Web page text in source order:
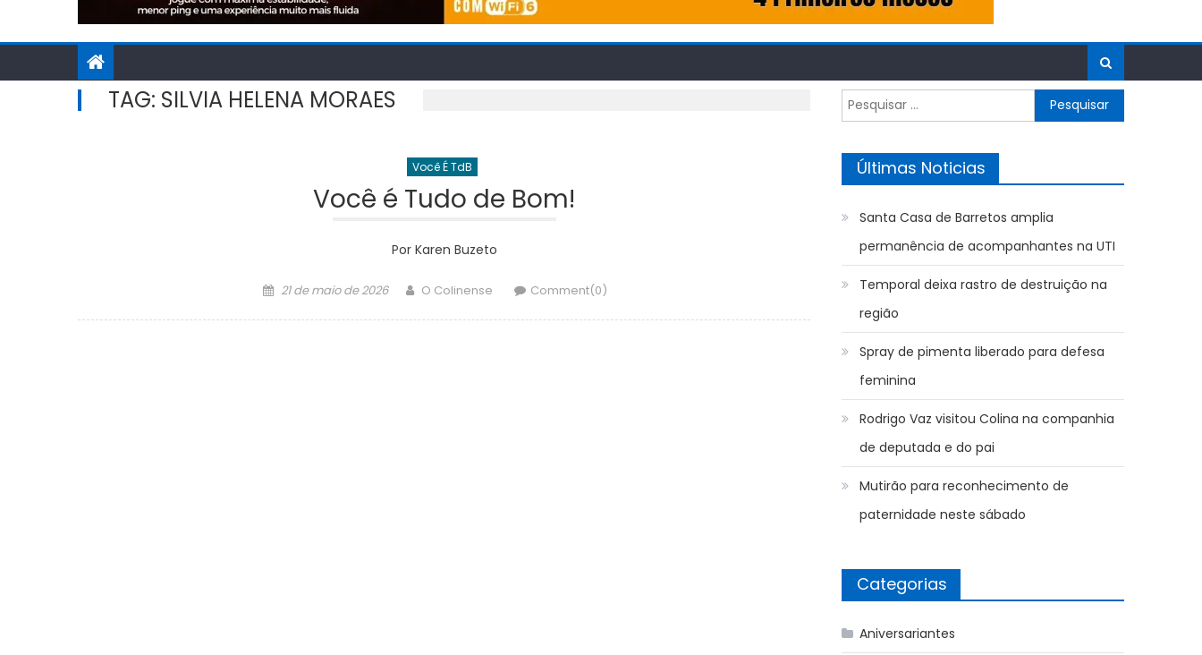
TAG: SILVIA HELENA MORAES
Você É TdB
Você é Tudo de Bom!
Por Karen Buzeto
Posted
21 de maio de 2026 Author
O Colinense Comment(0)
Pesquisar
por:
Últimas Noticias
Santa Casa de Barretos amplia
permanência de acompanhantes na UTI
Temporal deixa rastro de destruição na
região
Spray de pimenta liberado para defesa
feminina
Rodrigo Vaz visitou Colina na companhia
de deputada e do pai
Mutirão para reconhecimento de
paternidade neste sábado
Categorias
Aniversariantes